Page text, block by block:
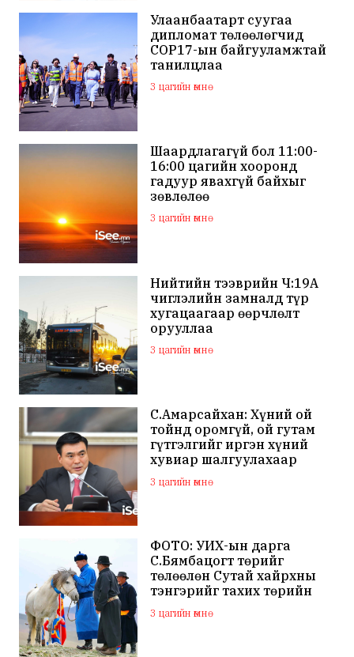
Улаанбаатарт суугаа
дипломат төлөөлөгчид
COP17-ын байгууламжтай
танилцлаа
3 цагийн өмнө
Шаардлагагүй бол 11:00-
16:00 цагийн хооронд
гадуур явахгүй байхыг
зөвлөлөө
3 цагийн өмнө
Нийтийн тээврийн Ч:19А
чиглэлийн замналд түр
хугацаагаар өөрчлөлт
орууллаа
3 цагийн өмнө
С.Амарсайхан: Хүний ой
тойнд оромгүй, ой гутам
гүтгэлгийг иргэн хүний
хувиар шалгуулахаар
хуулийн байгууллагад
хандсан
3 цагийн өмнө
ФОТО: УИХ-ын дарга
С.Бямбацогт төрийг
төлөөлөн Сутай хайрхны
тэнгэрийг тахих төрийн
тахилгад оролцлоо
3 цагийн өмнө